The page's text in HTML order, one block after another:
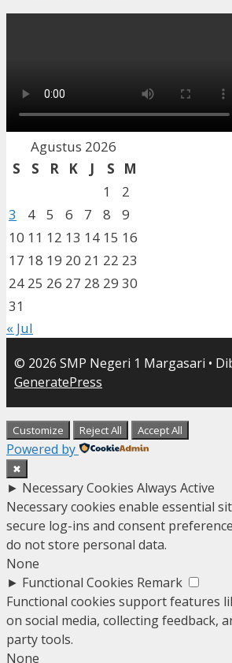
Agustus 2026
S
S R K J S
M
1
2
3
4 5 6 7 8
9
10 11 12 13 14 15 16
17 18 19 20 21 22 23
24 25 26 27 28 29 30
31
« Jul
© 2026 SMP Negeri 1 Margasari •
GeneratePress
Customize Reject All Accept All
Powered by
✖
► Necessary Cookies Always Active
Necessary cookies enable essential
secure log-ins and consent
do not store personal data.
None
► Functional Cookies Remark
Functional cookies support features
on social media, collecting feedback,
party tools.
None